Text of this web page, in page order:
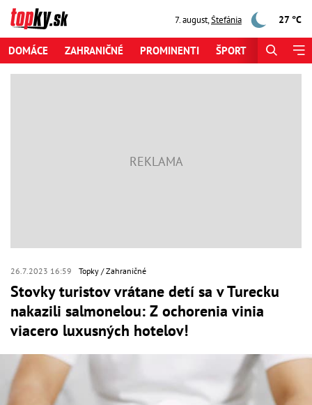
7. august,Štefánia 27 °C
DOMÁCE ZAHRANIČNÉ PROMINENTI ŠPORT
26.7.2023 16:59 Topky Zahraničné
Stovky turistov vrátane detí sa v Turecku
nakazili salmonelou: Z ochorenia vinia
viacero luxusných hotelov!